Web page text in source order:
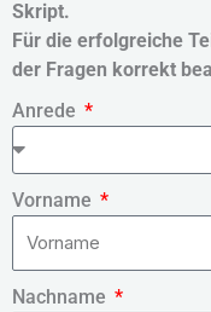
Skript.
Für die erfolgreiche
der Fragen korrekt
Anrede
Vorname
Nachname